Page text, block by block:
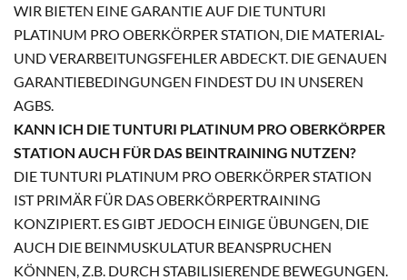
WIR BIETEN EINE GARANTIE AUF DIE TUNTURI
PLATINUM PRO OBERKÖRPER STATION, DIE MATERIAL-
UND VERARBEITUNGSFEHLER ABDECKT. DIE GENAUEN
GARANTIEBEDINGUNGEN FINDEST DU IN UNSEREN
AGBS.
KANN ICH DIE TUNTURI PLATINUM PRO OBERKÖRPER
STATION AUCH FÜR DAS BEINTRAINING NUTZEN?
DIE TUNTURI PLATINUM PRO OBERKÖRPER STATION
IST PRIMÄR FÜR DAS OBERKÖRPERTRAINING
KONZIPIERT. ES GIBT JEDOCH EINIGE ÜBUNGEN, DIE
AUCH DIE BEINMUSKULATUR BEANSPRUCHEN
KÖNNEN, Z.B. DURCH STABILISIERENDE BEWEGUNGEN.